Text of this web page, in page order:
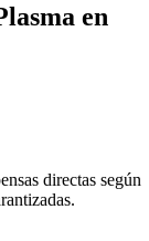
en
directas según